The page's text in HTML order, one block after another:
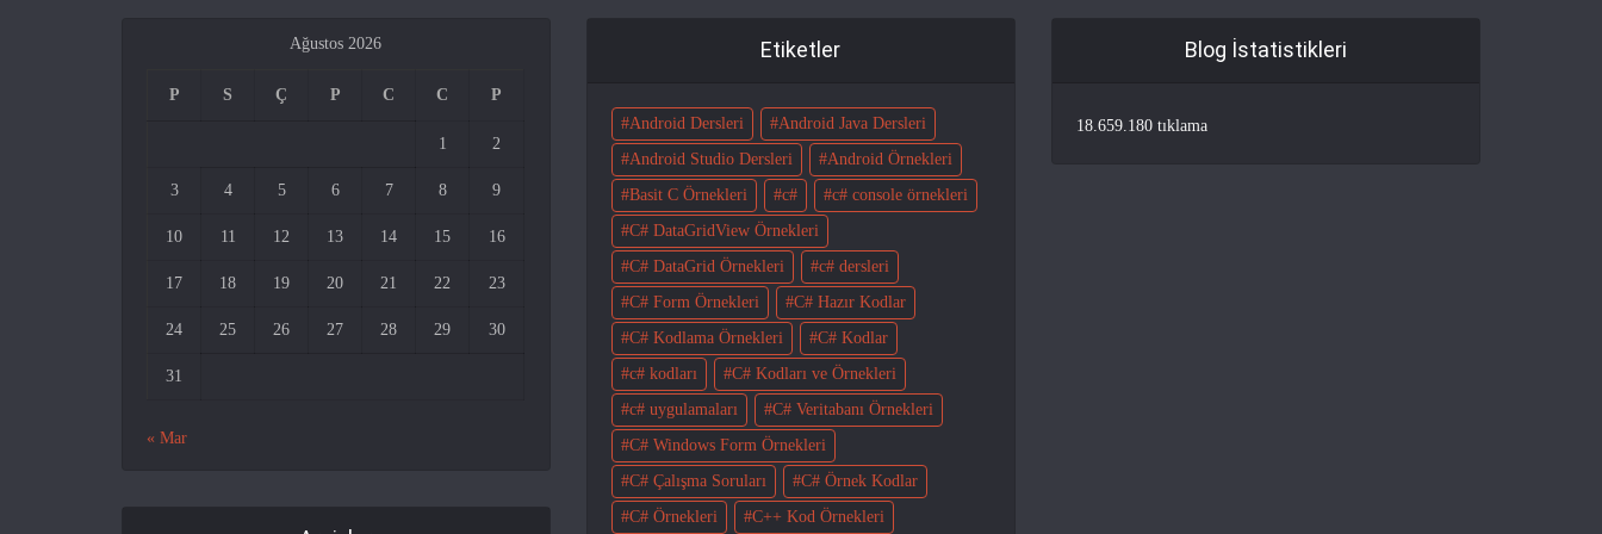
Ağustos 2026
P S Ç P C C P
1 2
3 4 5 6 7 8 9
10 11 12 13 14 15 16
17 18 19 20 21 22 23
24 25 26 27 28 29 30
31
« Mar
Etiketler
Android Dersleri
Android Java Dersleri
Android Studio Dersleri
Android Örnekleri
Basit C Örnekleri
c#
c# console örnekleri
C# DataGridView Örnekleri
C# DataGrid Örnekleri
c# dersleri
C# Form Örnekleri
C# Hazır Kodlar
C# Kodlama Örnekleri
C# Kodlar
c# kodları
C# Kodları ve Örnekleri
c# uygulamaları
C# Veritabanı Örnekleri
C# Windows Form Örnekleri
C# Çalışma Soruları
C# Örnek Kodlar
C# Örnekleri
C++ Kod Örnekleri
Blog İstatistikleri
18.659.180 tıklama